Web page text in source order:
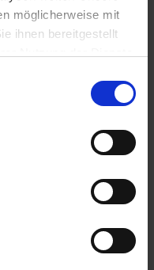
möglicherweise mit
ihnen bereitgestellt